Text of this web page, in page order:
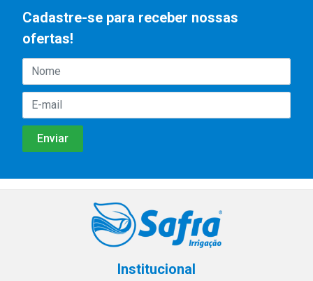
Cadastre-se para receber nossas
ofertas!
Institucional